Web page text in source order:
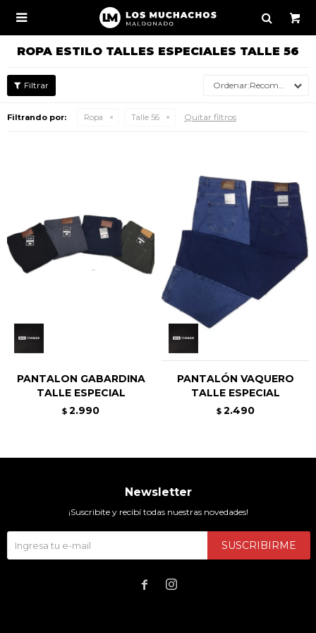

ROPA ESTILO TALLES ESPECIALES TALLE 56
Recomendados
Filtrando por: Ropa Talle 56 Quitar filtros
PANTALON GABARDINA
TALLE ESPECIAL
$ 2.990
PANTALÓN VAQUERO
TALLE ESPECIAL
$ 2.490
Newsletter
¡Suscribite y recibí todas nuestras novedades!
SUSCRIBIRME
 